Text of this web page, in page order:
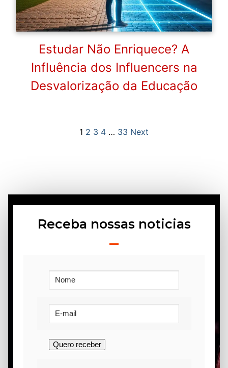
Estudar Não Enriquece? A
Influência dos Influencers na
Desvalorização da Educação
1 2 3 4 … 33 Next
Receba nossas noticias